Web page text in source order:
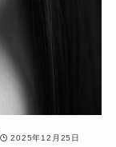
2025年12月25日